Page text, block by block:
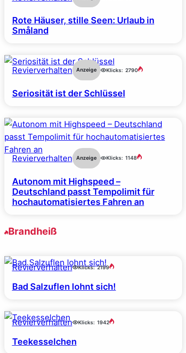
Rote Häuser, stille Seen: Urlaub in
Småland
Revierverhalten Anzeige Klicks: 2790
Seriosität ist der Schlüssel
Revierverhalten Anzeige Klicks: 1148
Autonom mit Highspeed –
Deutschland passt Tempolimit für
hochautomatisiertes Fahren an
Brandheiß
Revierverhalten Klicks: 2199
Bad Salzuflen lohnt sich!
Revierverhalten Klicks: 1942
Teekesselchen